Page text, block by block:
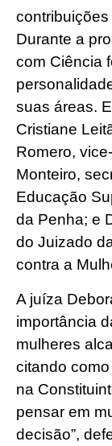
Durante a
com Ciência
suas áreas.
Cristiane
Romero,
Monteiro,
Educação
da Penha; e
do Juizado
contra a
A juíza
importância
mulheres
citando
na
pensar em
decisão”,